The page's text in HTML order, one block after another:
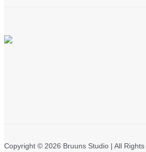
Copyright © 2026 Bruuns Studio | All Rights